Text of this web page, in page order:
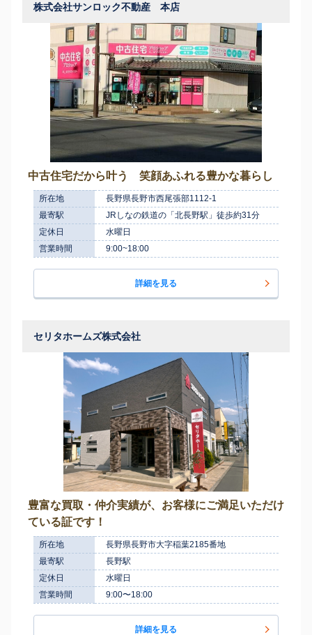
株式会社サンロック不動産 本店
中古住宅だから叶う 笑顔あふれる豊かな暮らし
所在地
長野県長野市西尾張部1112-1
最寄駅
JRしなの鉄道の「北長野駅」徒歩約31分
定休日
水曜日
営業時間
9:00~18:00
詳細を見る
セリタホームズ株式会社
豊富な買取・仲介実績が、お客様にご満足いただけ
ている証です！
所在地
長野県長野市大字稲葉2185番地
最寄駅
長野駅
定休日
水曜日
営業時間
9:00〜18:00
詳細を見る